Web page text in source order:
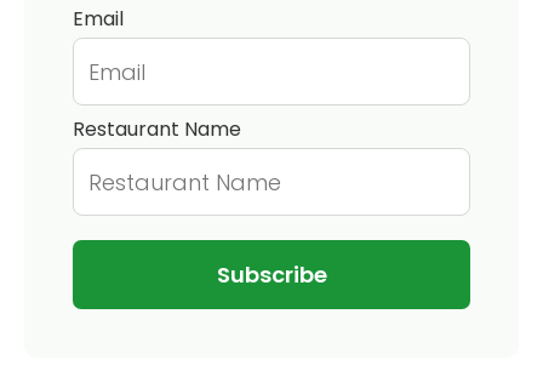
Email
Restaurant Name